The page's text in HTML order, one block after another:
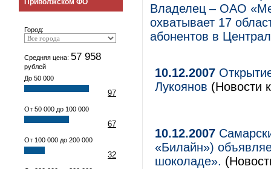
Приволжском ФО
Город:
Средняя цена: 57 958
рублей
До 50 000
97
От 50 000 до 100 000
67
От 100 000 до 200 000
32
Владелец – ОАО
охватывает 17
абонентов в
10.12.2007
Лукоянов (Новости
10.12.2007
«Билайн»)
шоколаде».